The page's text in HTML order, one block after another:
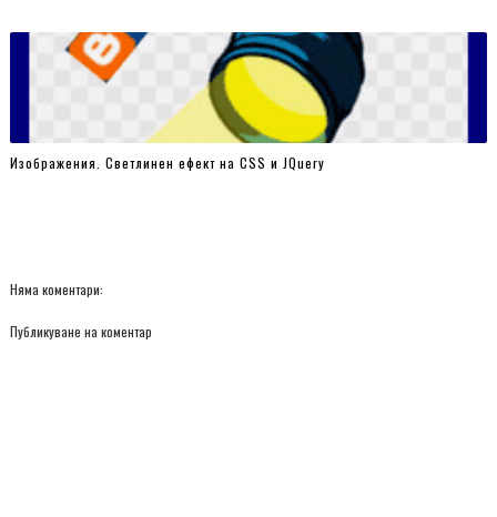
Изображения. Светлинен ефект на CSS и JQuery
Няма коментари:
Публикуване на коментар